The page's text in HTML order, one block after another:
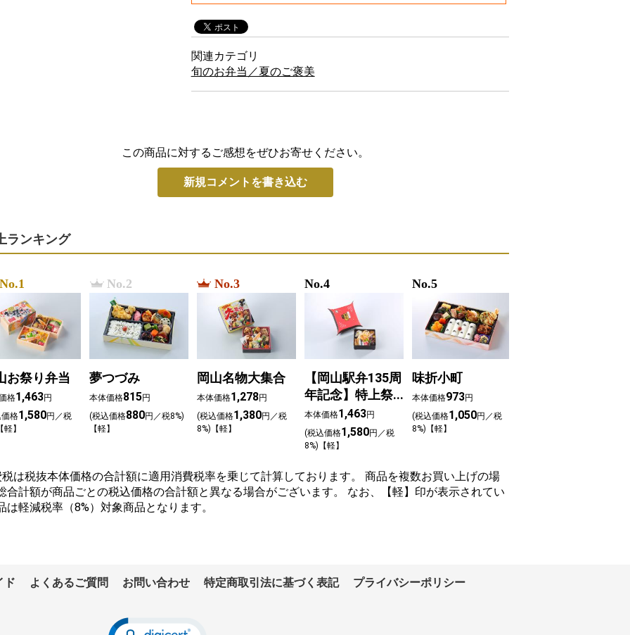
関連カテゴリ
旬のお弁当／夏のご褒美
この商品に対するご感想をぜひお寄せください。
新規コメントを書き込む
ランキング
No.1
お祭り弁当
格1,463円
格1,580円／税
軽】
No.2
夢つづみ
本体価格815円
(税込価格880円／税8%)
【軽】
No.3
岡山名物大集合
本体価格1,278円
(税込価格1,380円／税
8%)【軽】
No.4
【岡山駅弁135周
年記念】特上祭
ずし
本体価格1,463円
(税込価格1,580円／税
8%)【軽】
No.5
味折小町
本体価格973円
(税込価格1,050円／税
8%)【軽】
は税抜本体価格の合計額に適用消費税率を乗じて計算しております。 商品を複数お買い上げの場
合計額が商品ごとの税込価格の合計額と異なる場合がございます。 なお、【軽】印が表示されてい
は軽減税率（8%）対象商品となります。
ド よくあるご質問 お問い合わせ 特定商取引法に基づく表記 プライバシーポリシー